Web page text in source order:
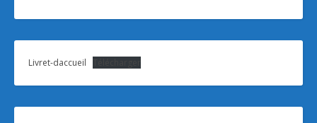
Livret-daccueil